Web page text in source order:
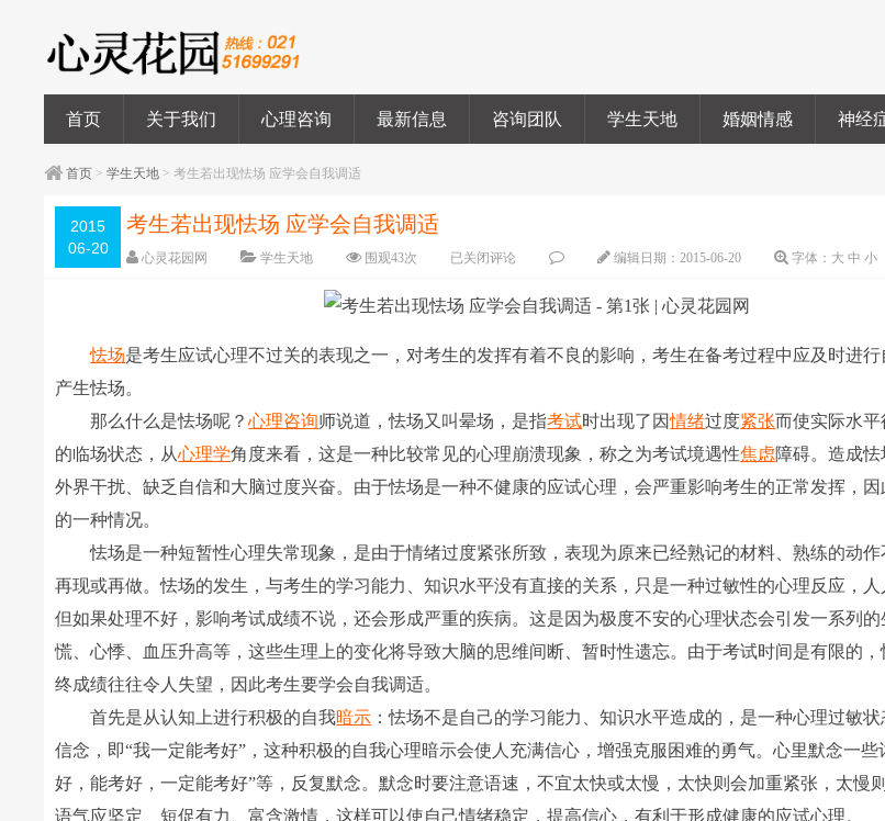
首页 关于我们 心理咨询 最新信息 咨询团队 学生天地 婚姻情感 神经
首页 >学生天地 > 考生若出现怯场 应学会自我调适
2015
06-20
考生若出现怯场 应学会自我调适
心灵花园网 学生天地 围观43次 已关闭评论 编辑日期：2015-06-20 字体： 大 中 小
怯场是考生应试心理不过关的表现之一，对考生的发挥有着不良的影响，考生在备考过程中应及时进
产生怯场。
那么什么是怯场呢？心理咨询师说道，怯场又叫晕场，是指考试时出现了因情绪过度紧张而使实际水
的临场状态，从心理学角度来看，这是一种比较常见的心理崩溃现象，称之为考试境遇性焦虑障碍。造成
外界干扰、缺乏自信和大脑过度兴奋。由于怯场是一种不健康的应试心理，会严重影响考生的正常发挥，
的一种情况。
怯场是一种短暂性心理失常现象，是由于情绪过度紧张所致，表现为原来已经熟记的材料、熟练的动作
再现或再做。怯场的发生，与考生的学习能力、知识水平没有直接的关系，只是一种过敏性的心理反应，人
但如果处理不好，影响考试成绩不说，还会形成严重的疾病。这是因为极度不安的心理状态会引发一系列
慌、心悸、血压升高等，这些生理上的变化将导致大脑的思维间断、暂时性遗忘。由于考试时间是有限的
终成绩往往令人失望，因此考生要学会自我调适。
首先是从认知上进行积极的自我暗示 ：怯场不是自己的学习能力、知识水平造成的，是一种心理过敏
信念，即“我一定能考好”，这种积极的自我心理暗示会使人充满信心，增强克服困难的勇气。心里默念一些
好，能考好，一定能考好”等，反复默念。默念时要注意语速，不宜太快或太慢，太快则会加重紧张，太慢
语气应坚定、短促有力、富含激情，这样可以使自己情绪稳定，提高信心，有利于形成健康的应试心理。